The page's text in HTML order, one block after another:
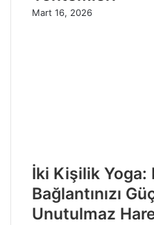
Mart 16, 2026
İki Kişilik Yoga:
Bağlantınızı
Unutulmaz